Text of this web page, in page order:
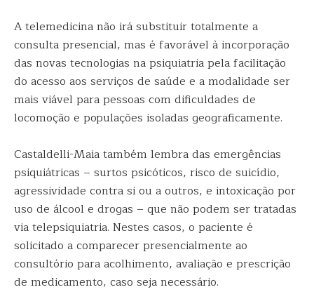
A telemedicina não irá substituir totalmente a
consulta presencial, mas é favorável à incorporação
das novas tecnologias na psiquiatria pela facilitação
do acesso aos serviços de saúde e a modalidade ser
mais viável para pessoas com dificuldades de
locomoção e populações isoladas geograficamente.
Castaldelli-Maia também lembra das emergências
psiquiátricas – surtos psicóticos, risco de suicídio,
agressividade contra si ou a outros, e intoxicação por
uso de álcool e drogas – que não podem ser tratadas
via telepsiquiatria. Nestes casos, o paciente é
solicitado a comparecer presencialmente ao
consultório para acolhimento, avaliação e prescrição
de medicamento, caso seja necessário.